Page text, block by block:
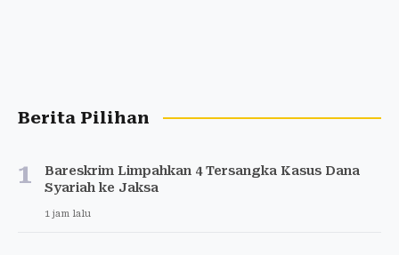
Berita Pilihan
1
Bareskrim Limpahkan 4 Tersangka Kasus Dana
Syariah ke Jaksa
1 jam lalu